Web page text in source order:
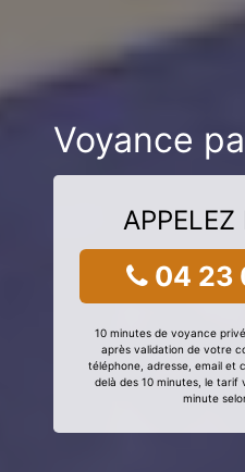
Voyance
04 23
10 minutes de voyance
après validation de votre
téléphone, adresse, email et
delà des 10 minutes, le tarif
minute